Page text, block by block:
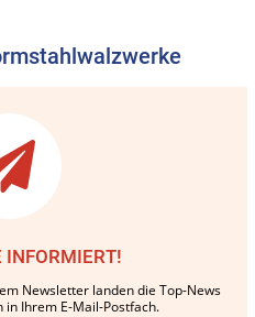
INFORMIERT!
Newsletter landen die Top-News
Ihrem E-Mail-Postfach.